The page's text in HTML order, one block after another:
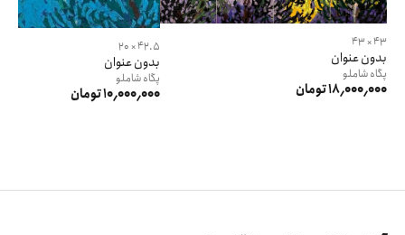
43 × 43
بدون عنوان
پگاهشاملو
18٬000٬000 تومان
42.5 × 20
بدون عنوان
پگاهشاملو
10٬000٬000 تومان